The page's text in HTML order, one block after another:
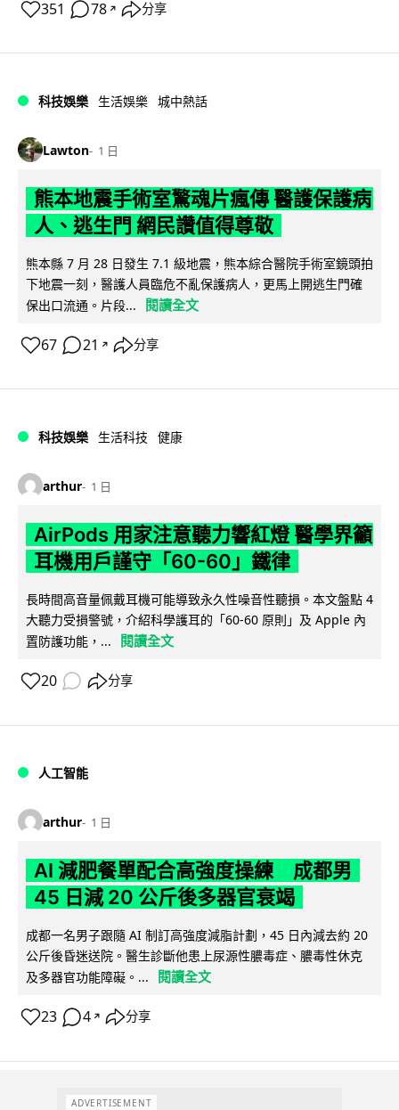
351 78 ↗ 分享
科技娛樂 生活娛樂 城中熱話
Lawton 1 日
熊本地震手術室驚魂片瘋傳 醫護保護病
人、逃生門 網民讚值得尊敬
熊本縣 7 月 28 日發生 7.1 級地震，熊本綜合醫院手術室鏡頭拍
下地震一刻，醫護人員臨危不亂保護病人，更馬上開逃生門確
保出口流通。片段...
閱讀全文
67 21 ↗ 分享
科技娛樂 生活科技 健康
arthur 1 日
AirPods 用家注意聽力響紅燈 醫學界籲
耳機用戶謹守「60-60」鐵律
長時間高音量佩戴耳機可能導致永久性噪音性聽損。本文盤點 4
大聽力受損警號，介紹科學護耳的「60-60 原則」及 Apple 內
置防護功能，...
閱讀全文
20 分享
人工智能
arthur 1 日
AI 減肥餐單配合高強度操練 成都男
45 日減 20 公斤後多器官衰竭
成都一名男子跟隨 AI 制訂高強度減脂計劃，45 日內減去約 20
公斤後昏迷送院。醫生診斷他患上尿源性膿毒症、膿毒性休克
及多器官功能障礙。...
閱讀全文
23 4 ↗ 分享
ADVERTISEMENT